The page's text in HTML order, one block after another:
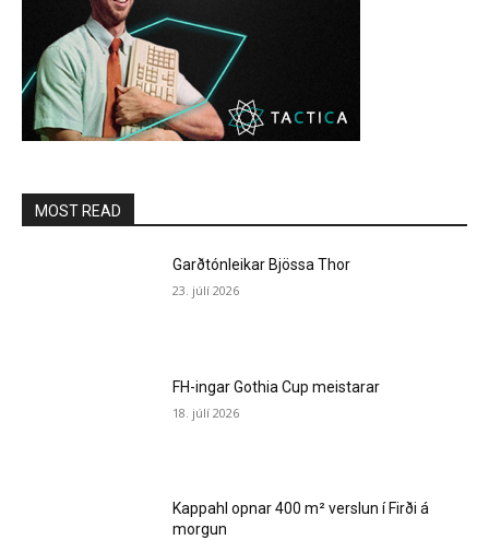
MOST READ
Garðtónleikar Bjössa Thor
23. júlí 2026
FH-ingar Gothia Cup meistarar
18. júlí 2026
Kappahl opnar 400 m² verslun í Firði á
morgun